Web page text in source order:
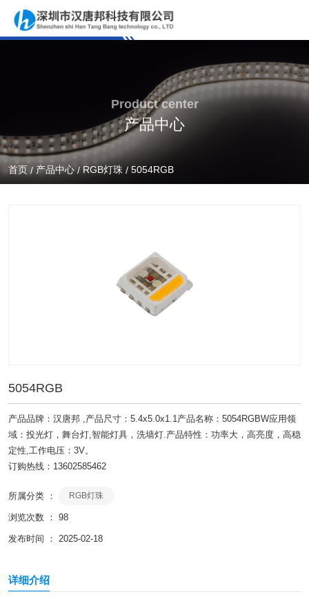
Product center
产品中心
首页 /产品中心 /RGB灯珠 / 5054RGB
5054RGB
产品品牌：汉唐邦 ,产品尺寸：5.4x5.0x1.1产品名称：5054RGBW应用领
域：投光灯，舞台灯,智能灯具，洗墙灯.产品特性：功率大，高亮度，高稳
定性,工作电压：3V。
订购热线：13602585462
所属分类 ： RGB灯珠
浏览次数 ： 98
发布时间 ： 2025-02-18
详细介绍